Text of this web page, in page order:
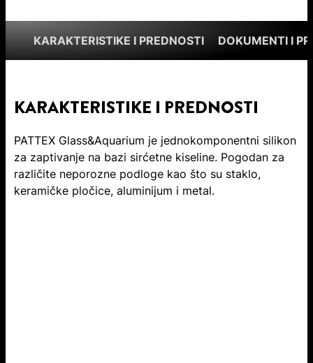
KARAKTERISTIKE I PREDNOSTI DOKUMENTI I
KARAKTERISTIKE I PREDNOSTI
PATTEX Glass&Aquarium je jednokomponentni silikon
za zaptivanje na bazi sirćetne kiseline. Pogodan za
različite neporozne podloge kao što su staklo,
keramičke pločice, aluminijum i metal.